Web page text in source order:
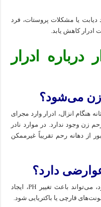
یا مشکلات پروستات، فرد
کاهش یابد.
ادرار
زن می‌شود؟
هنگام انزال، ادرار وارد مجرای
وجود ندارد. در موارد نادر
از دهانه رحم تقریباً غیرممکن
دارد؟
اگر در شرایط خاص ادرار وارد واژن شود، می‌تواند باعث تغییر PH، ایجاد
قارچی یا باکتریایی شود.